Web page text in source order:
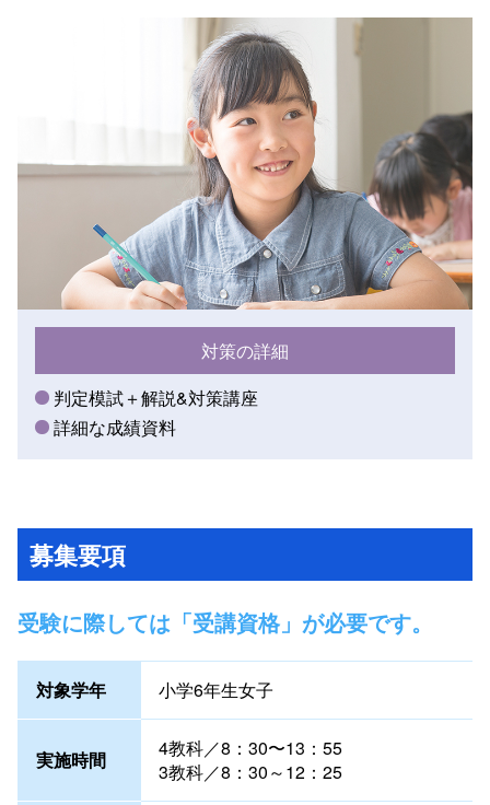
対策の詳細
判定模試＋解説&対策講座
詳細な成績資料
募集要項
受験に際しては「受講資格」が必要です。
対象学年 小学6年生女子
実施時間
4教科／8：30〜13：55
3教科／8：30～12：25